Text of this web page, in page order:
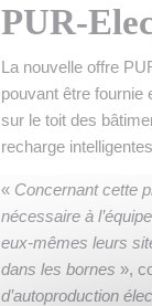
PUR-
La nouvelle offre
pouvant être fournie
sur le toit des
recharge
« Concernant cette
nécessaire à
eux-mêmes leurs
dans les bornes »,
d’autoproduction